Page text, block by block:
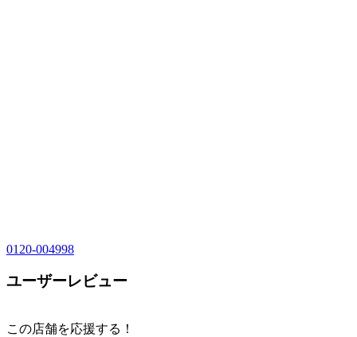
0120-004998
ユーザーレビュー
この店舗を応援する！